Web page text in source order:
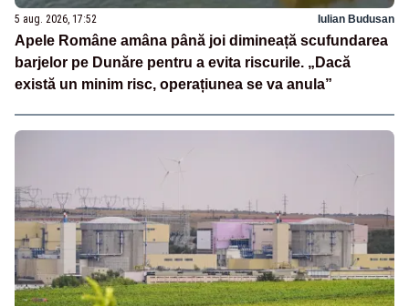
5 aug. 2026, 17:52 Iulian Budusan
Apele Române amâna până joi dimineață scufundarea
barjelor pe Dunăre pentru a evita riscurile. „Dacă
există un minim risc, operațiunea se va anula”